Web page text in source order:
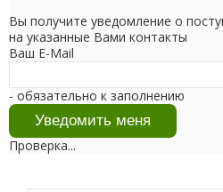
Вы получите уведомление о
на указанные Вами контакты
Ваш E-Mail
- обязательно к заполнению
Проверка...